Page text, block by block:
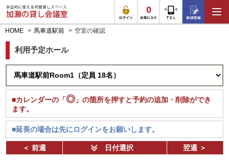
0
HOME 馬車道駅前 空室の確認
利用予定ホール
■カレンダーの「◎ 」の箇所を押すと予約の追加・削除ができ
ます。
■延長の場合は先にログインをお願いします。
翌週 ＞
日付選択
＜ 前週